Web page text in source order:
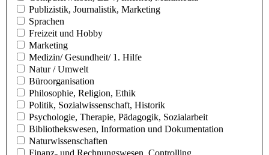
Publizistik, Journalistik, Marketing
Sprachen
Freizeit und Hobby
Marketing
Medizin/ Gesundheit/ 1. Hilfe
Natur / Umwelt
Büroorganisation
Philosophie, Religion, Ethik
Politik, Sozialwissenschaft, Historik
Psychologie, Therapie, Pädagogik, Sozialarbeit
Bibliothekswesen, Information und Dokumentation
Naturwissenschaften
Finanz- und Rechnungswesen, Controlling